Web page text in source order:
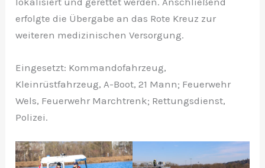
erfolgte die Übergabe an das Rote Kreuz zur
weiteren medizinischen Versorgung.
Eingesetzt: Kommandofahrzeug,
Kleinrüstfahrzeug, A-Boot, 21 Mann; Feuerwehr
Wels, Feuerwehr Marchtrenk; Rettungsdienst,
Polizei.